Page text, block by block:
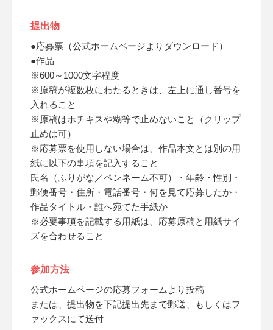
提出物
●応募票（公式ホームページよりダウンロード）
●作品
※600～1000文字程度
※原稿が複数枚にわたるときは、左上に通し番号を
入れること
※原稿はホチキスや糊等で止めないこと（クリップ
止めは可）
※応募票を使用しない場合は、作品本文とは別の用
紙に以下の事項を記入すること
氏名（ふりがな／ペンネーム不可）・年齢・性別・
郵便番号・住所・電話番号・何を見て応募したか・
作品タイトル・誰へ宛てた手紙か
※必要事項を記載する用紙は、応募原稿と用紙サイ
ズを合わせること
参加方法
公式ホームページの応募フォームより投稿
または、提出物を下記提出先まで郵送、もしくはフ
ァックスにて送付